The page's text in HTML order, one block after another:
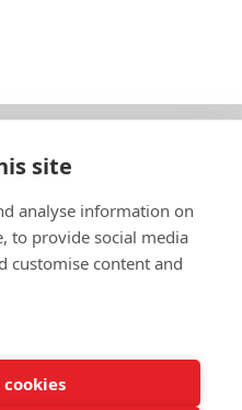
site
analyse information on
to provide social media
customise content and